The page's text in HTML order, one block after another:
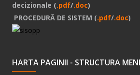
decizionale (.pdf/.doc)
PROCEDURĂ DE SISTEM (.pdf/.doc)
HARTA PAGINII - STRUCTURA